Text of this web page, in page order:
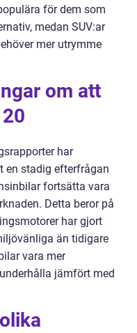
för dem som
medan SUV:ar
mer utrymme
om att
har
en stadig efterfrågan
fortsätta vara
Detta beror på
har gjort
än tidigare
vara mer
jämfört med